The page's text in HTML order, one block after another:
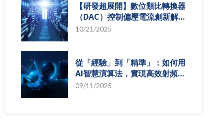
【研發超展開】數位類比轉換器
（DAC）控制偏壓電流創新解
決方案，智慧電源的關鍵突破
10/21/2025
從「經驗」到「精準」：如何用
AI智慧演算法，實現高效射頻預
測模型
09/11/2025